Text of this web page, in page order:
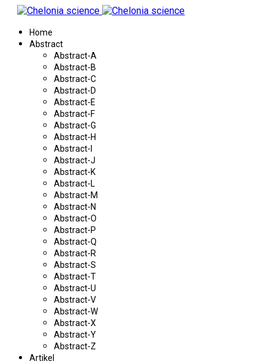
Home
Abstract
Abstract-A
Abstract-B
Abstract-C
Abstract-D
Abstract-E
Abstract-F
Abstract-G
Abstract-H
Abstract-I
Abstract-J
Abstract-K
Abstract-L
Abstract-M
Abstract-N
Abstract-O
Abstract-P
Abstract-Q
Abstract-R
Abstract-S
Abstract-T
Abstract-U
Abstract-V
Abstract-W
Abstract-X
Abstract-Y
Abstract-Z
Artikel